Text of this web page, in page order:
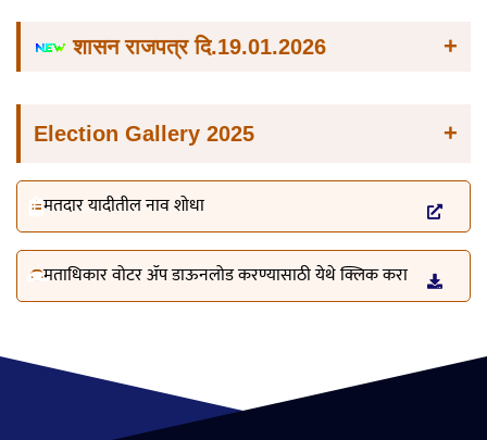
शासन राजपत्र दि.19.01.2026 +
Election Gallery 2025 +
मतदार यादीतील नाव शोधा
मताधिकार वोटर ॲप डाऊनलोड करण्यासाठी येथे क्लिक करा